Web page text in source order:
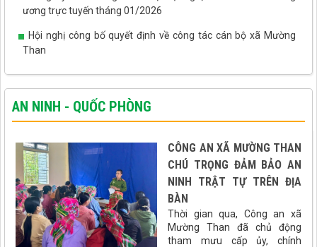
ương trực tuyến tháng 01/2026
Hội nghị công bố quyết định về công tác cán bộ xã Mường
Than
AN NINH - QUỐC PHÒNG
CÔNG AN XÃ MƯỜNG THAN
CHÚ TRỌNG ĐẢM BẢO AN
NINH TRẬT TỰ TRÊN ĐỊA
BÀN
Thời gian qua, Công an xã
Mường Than đã chủ động
tham mưu cấp ủy, chính